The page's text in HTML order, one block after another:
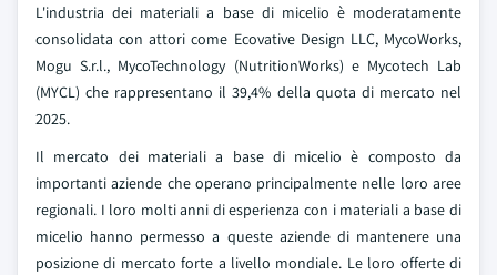
L'industria dei materiali a base di micelio è moderatamente
consolidata con attori come Ecovative Design LLC, MycoWorks,
Mogu S.r.l., MycoTechnology (NutritionWorks) e Mycotech Lab
(MYCL) che rappresentano il 39,4% della quota di mercato nel
2025.
Il mercato dei materiali a base di micelio è composto da
importanti aziende che operano principalmente nelle loro aree
regionali. I loro molti anni di esperienza con i materiali a base di
micelio hanno permesso a queste aziende di mantenere una
posizione di mercato forte a livello mondiale. Le loro offerte di